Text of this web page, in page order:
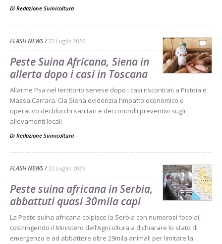
Di Redazione Suinicoltura -
FLASH NEWS 22 Luglio 2026
Peste Suina Africana, Siena in
allerta dopo i casi in Toscana
Allarme Psa nel territorio senese dopo i casi riscontrati a Pistoia e
Massa Carrara. Cia Siena evidenzia l’impatto economico e
operativo dei blocchi sanitari e dei controlli preventivi sugli
allevamenti locali
Di Redazione Suinicoltura -
FLASH NEWS 22 Luglio 2026
Peste suina africana in Serbia,
abbattuti quasi 30mila capi
La Peste suina africana colpisce la Serbia con numerosi focolai,
costringendo il Ministero dell’Agricoltura a dichiarare lo stato di
emergenza e ad abbattere oltre 29mila animali per limitare la